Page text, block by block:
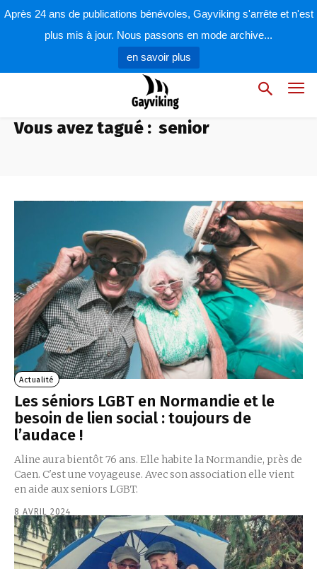
Après 24 ans de publications bénévoles, Gayviking s'arrête et n'est
plus mis à jour. Nous passons en mode archive...
en savoir plus
Vous avez tagué : senior
Actualité
Les séniors LGBT en Normandie et le
besoin de lien social : toujours de
l’audace !
Aline aura bientôt 76 ans. Elle habite la Normandie, près de
Caen. C'est une voyageuse. Avec son association elle vient
en aide aux seniors LGBT.
8 AVRIL 2024